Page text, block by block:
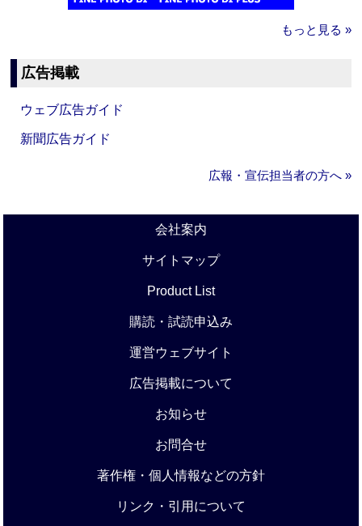
もっと見る »
広告掲載
ウェブ広告ガイド
新聞広告ガイド
広報・宣伝担当者の方へ »
会社案内
サイトマップ
Product List
購読・試読申込み
運営ウェブサイト
広告掲載について
お知らせ
お問合せ
著作権・個人情報などの方針
リンク・引用について